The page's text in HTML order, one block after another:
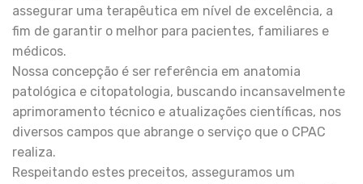
assegurar uma terapêutica em nível de excelência, a
fim de garantir o melhor para pacientes, familiares e
médicos.
Nossa concepção é ser referência em anatomia
patológica e citopatologia, buscando incansavelmente
aprimoramento técnico e atualizações científicas, nos
diversos campos que abrange o serviço que o CPAC
realiza.
Respeitando estes preceitos, asseguramos um